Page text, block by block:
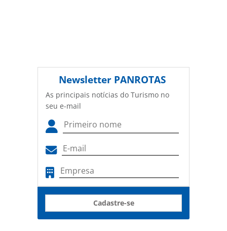
Newsletter PANROTAS
As principais notícias do Turismo no
seu e-mail
Cadastre-se